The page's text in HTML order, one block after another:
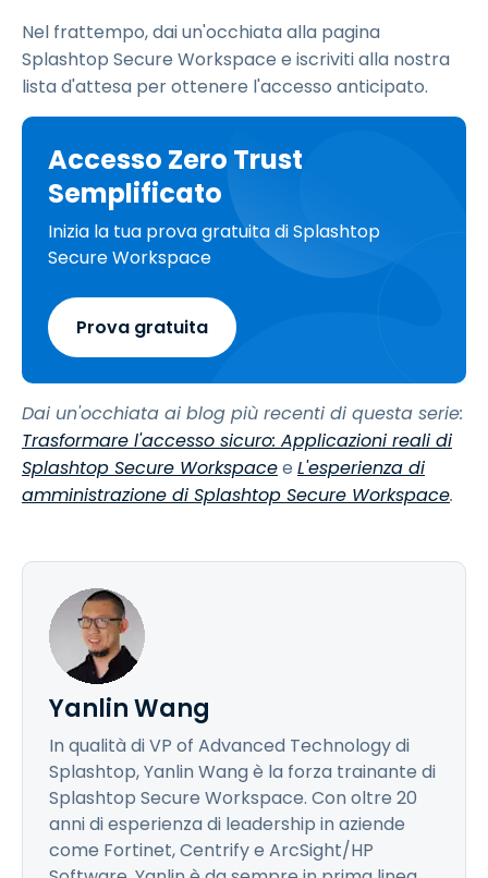
Nel frattempo, dai un'occhiata alla pagina
Splashtop Secure Workspace e iscriviti alla nostra
lista d'attesa per ottenere l'accesso anticipato.
Accesso Zero Trust
Semplificato
Inizia la tua prova gratuita di Splashtop
Secure Workspace
Prova gratuita
Dai un'occhiata ai blog più recenti di questa serie:
Trasformare l'accesso sicuro: Applicazioni reali di
Splashtop Secure Workspacee L'esperienza di
amministrazione di Splashtop Secure Workspace.
Yanlin Wang
In qualità di VP of Advanced Technology di
Splashtop, Yanlin Wang è la forza trainante di
Splashtop Secure Workspace. Con oltre 20
anni di esperienza di leadership in aziende
come Fortinet, Centrify e ArcSight/HP